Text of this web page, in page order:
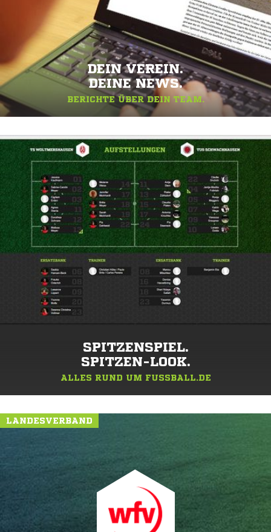
DEIN VEREIN.
DEINE NEWS.
BERICHTE ÜBER DEIN TEAM.
SPITZENSPIEL.
SPITZEN-LOOK.
ALLES RUND UM FUSSBALL.DE
LANDESVERBAND